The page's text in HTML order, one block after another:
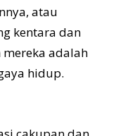
atau
kentara dan
adalah
hidup.